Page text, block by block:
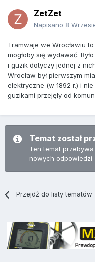
ZetZet
Napisano 8
Tramwaje we Wrocławiu
mogłoby się wydawać.
i guzik dotyczy jednej z
Wrocław był pierwszym
elektryczne (w 1892 r.) i
guzikami przejęły od
Temat został
Ten temat
nowych odpowiedzi
Przejdź do listy tematów